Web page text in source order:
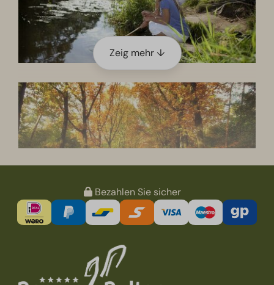
Zeig mehr ↓
Bezahlen Sie sicher